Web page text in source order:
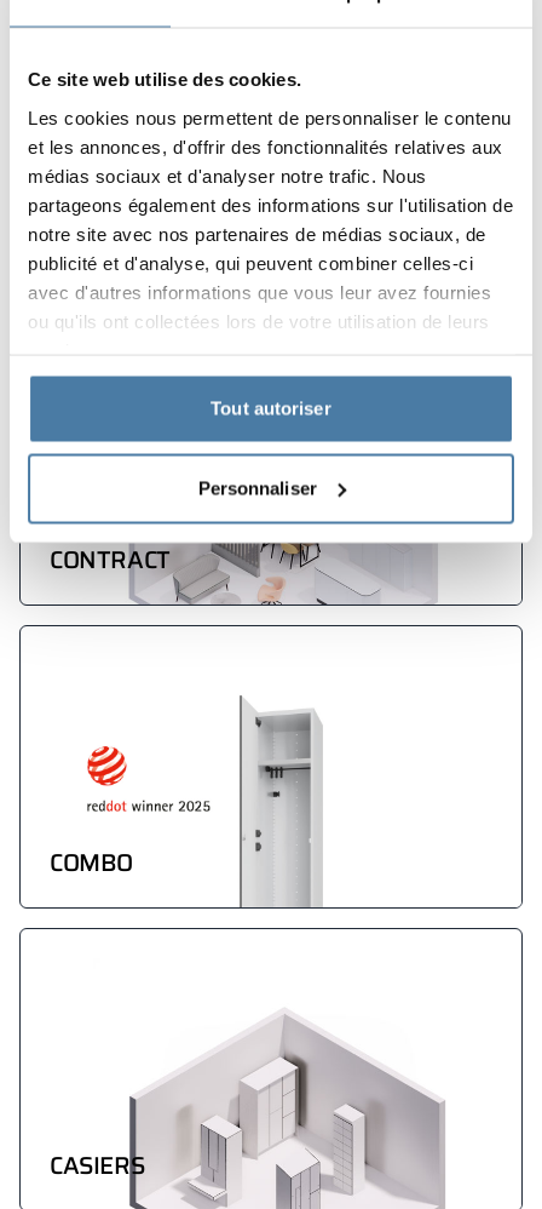
Ce site web utilise des cookies.
Les cookies nous permettent de personnaliser le contenu
et les annonces, d'offrir des fonctionnalités relatives aux
médias sociaux et d'analyser notre trafic. Nous
partageons également des informations sur l'utilisation de
notre site avec nos partenaires de médias sociaux, de
publicité et d'analyse, qui peuvent combiner celles-ci
avec d'autres informations que vous leur avez fournies
ou qu'ils ont collectées lors de votre utilisation de leurs
Tout autoriser
Personnaliser
DRAVA
MOBILIER
CONTRACT
COMBO
CASIERS